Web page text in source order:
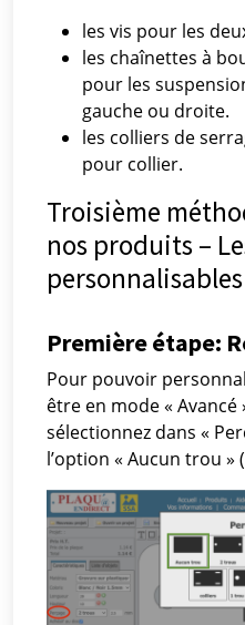
les vis pour les
les chaînettes à
pour les
gauche ou droite.
les colliers de
pour collier.
Troisième
nos produits –
personnalisables
Première étape:
Pour pouvoir
être en mode « Avancé
sélectionnez dans «
l’option « Aucun trou »